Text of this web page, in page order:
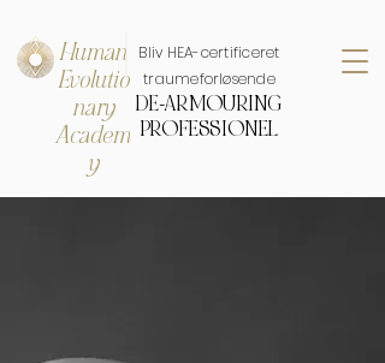
Human
Evolutio
nary
Academ
y
Bliv HEA-certificeret
traumeforløsende
DE-ARMOURING
PROFESSIONEL